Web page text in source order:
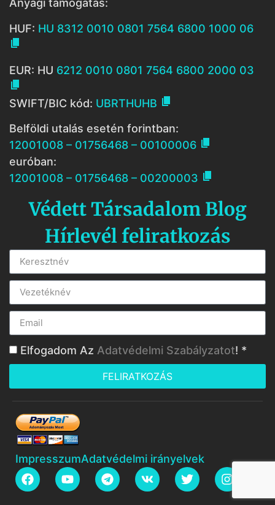
Anyagi támogatás:
HUF: HU 8312 0010 0801 7564 6800 1000 06

EUR: HU 6212 0010 0801 7564 6800 2000 03

SWIFT/BIC kód: UBRTHUHB 
Belföldi utalás esetén forintban:
12001008 – 01756468 – 00100006 
euróban:
12001008 – 01756468 – 00200003 
Védett Társadalom Blog
Hírlevél feliratkozás
Elfogadom Az Adatvédelmi Szabályzatot! *
FELIRATKOZÁS
ImpresszumAdatvédelmi irányelvek